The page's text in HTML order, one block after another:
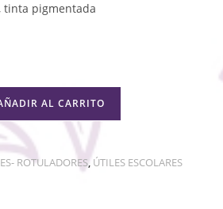
tinta pigmentada
AL CARRITO
ROTULADORES, ÚTILES ESCOLARES